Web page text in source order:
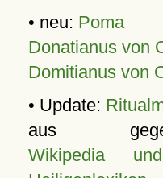
• neu: Poma
Donatianus von
Domitianus von
• Update:
aus
Wikipedia